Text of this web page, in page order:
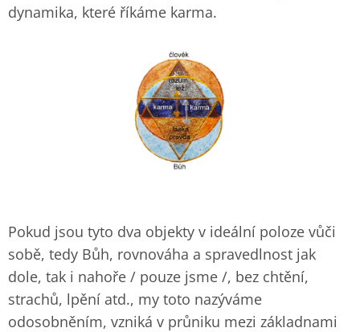
dynamika, které říkáme karma.
Pokud jsou tyto dva objekty v ideální poloze vůči
sobě, tedy Bůh, rovnováha a spravedlnost jak
dole, tak i nahoře / pouze jsme /, bez chtění,
strachů, lpění atd., my toto nazýváme
odosobněním, vzniká v průniku mezi základnami